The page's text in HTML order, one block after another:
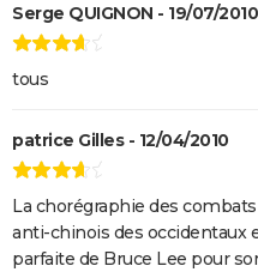
Boseman ?
Furiosa : que vaut le
Road" ? Notre critique
bande-annonce...
Piège de cristal
Batman v Superman :
t-il une suite ?
Serge QUIGNON - 19/07/2010
tous
patrice Gilles - 12/04/2010
La chorégraphie des
anti-chinois des occidentaux
parfaite de Bruce Lee pour